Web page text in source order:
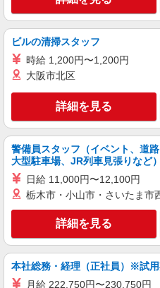
ビルの清掃スタッフ
時給 1,200円〜1,200円
大阪市北区
詳細を見る
警備員スタッフ（イベント、道路
大型駐車場、JR列車見張りなど）
日給 11,000円〜12,100円
栃木市・小山市・さいたま市
詳細を見る
本社総務・経理（正社員）※試用
月給 222,750円〜230,750円